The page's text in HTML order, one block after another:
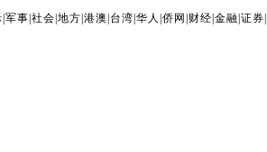
军事 社会 地方 港澳 台湾 华人 侨网 财经 金融 证券